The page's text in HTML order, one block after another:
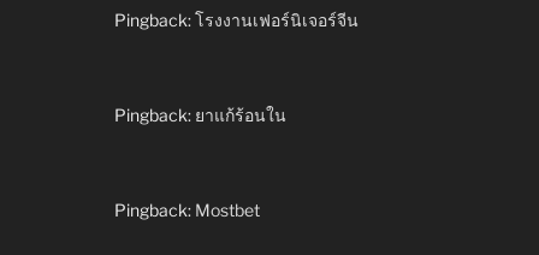
Pingback:โรงงานเฟอร์นิเจอร์จีน
Pingback: ยาแก้ร้อนใน
Pingback: Mostbet